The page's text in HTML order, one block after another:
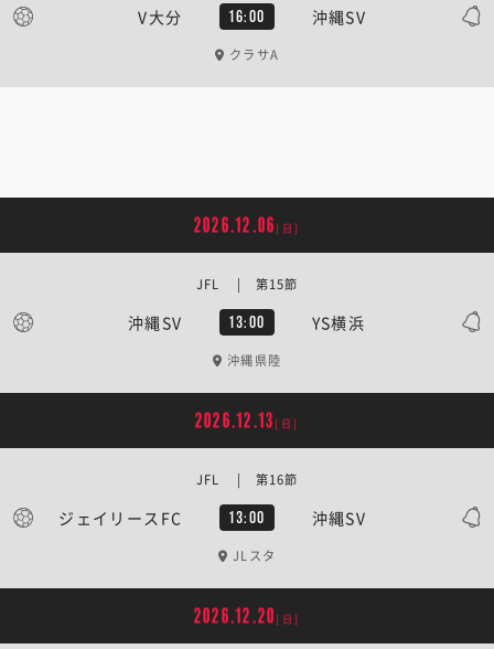
V大分 16:00 沖縄SV
クラサA
2026.12.06 [日]
沖縄SV 13:00 YS横浜
JFL | 第15節
沖縄県陸
2026.12.13 [日]
ジェイリースFC 13:00 沖縄SV
JFL | 第16節
JLスタ
2026.12.20 [日]